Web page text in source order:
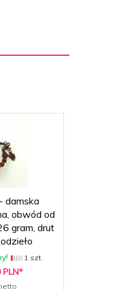
damska
obwód od
gram, drut
1 szt.
PLN*